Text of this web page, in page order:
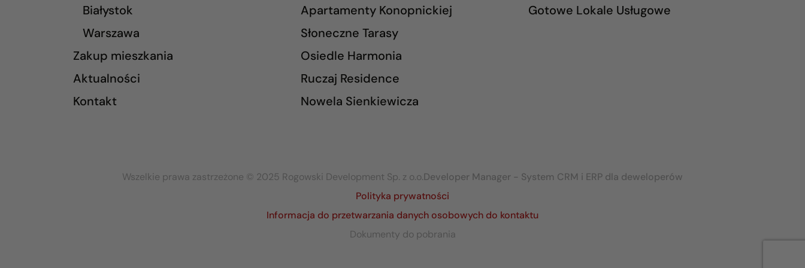
Białystok
Warszawa
Zakup mieszkania
Aktualności
Kontakt
Apartamenty Konopnickiej
Słoneczne Tarasy
Osiedle Harmonia
Ruczaj Residence
Nowela Sienkiewicza
Gotowe Lokale Usługowe
Wszelkie prawa zastrzeżone © 2025 Rogowski Development Sp. z o.o.Developer Manager - System CRM i ERP dla deweloperów
Polityka prywatności
Informacja do przetwarzania danych osobowych do kontaktu
Dokumenty do pobrania